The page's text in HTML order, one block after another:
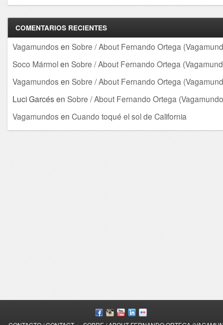
COMENTARIOS RECIENTES
Vagamundos en Sobre / About Fernando Ortega
Soco Mármolen Sobre / About Fernando Ortega
Vagamundos en Sobre / About Fernando Ortega
Luci Garcés en Sobre / About Fernando Ortega
Vagamundos en Cuando toqué el sol de California